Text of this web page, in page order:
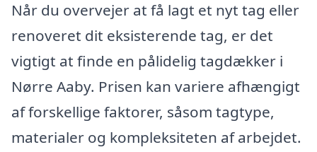
Når du overvejer at få lagt et nyt tag eller
renoveret dit eksisterende tag, er det
vigtigt at finde en pålidelig tagdækker i
Nørre Aaby. Prisen kan variere afhængigt
af forskellige faktorer, såsom tagtype,
materialer og kompleksiteten af arbejdet.